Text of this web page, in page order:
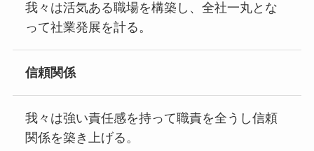
我々は活気ある職場を構築し、全社一丸とな
って社業発展を計る。
信頼関係
我々は強い責任感を持って職責を全うし信頼
関係を築き上げる。